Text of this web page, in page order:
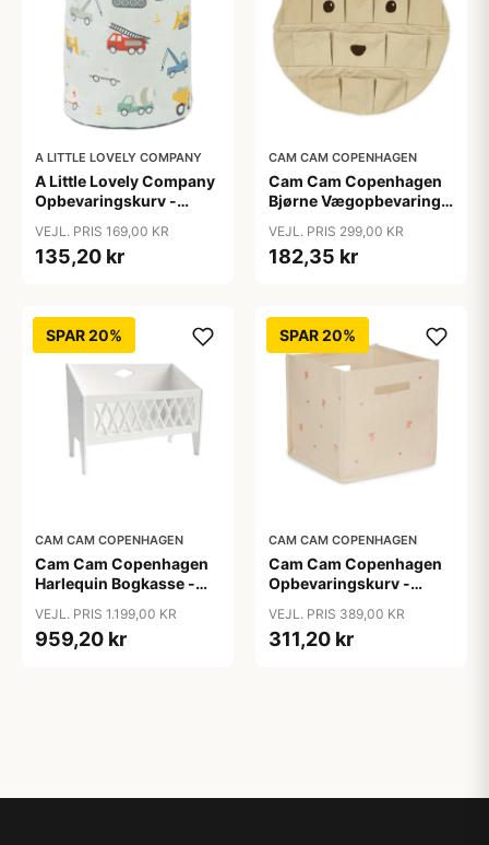
A LITTLE LOVELY COMPANY
A Little Lovely Company
Opbevaringskurv -
VEJL. PRIS 169,00 KR
135,20 kr
CAM CAM COPENHAGEN
Cam Cam Copenhagen
Bjørne Vægopbevaring -
VEJL. PRIS 299,00 KR
182,35 kr
SPAR 20%
CAM CAM COPENHAGEN
Cam Cam Copenhagen
Harlequin Bogkasse -
VEJL. PRIS 1.199,00 KR
959,20 kr
SPAR 20%
CAM CAM COPENHAGEN
Cam Cam Copenhagen
Opbevaringskurv -
VEJL. PRIS 389,00 KR
311,20 kr